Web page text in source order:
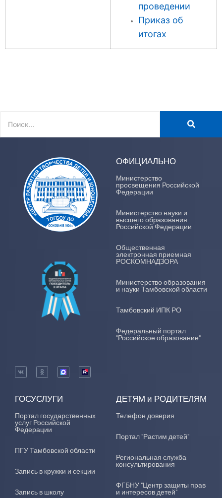
проведении
Приказ об
итогах
ОФИЦИАЛЬНО
Министерство
просвещения Российской
Федерации
Министерство науки и
высшего образования
Российской Федерации
Общественная
электронная приемная
РОСКОМНАДЗОРА
Министерство образования
и науки Тамбовской области
Тамбовский ИПК РО
Федеральный портал
"Российское образование"
ГОСУСЛУГИ
Портал государственных
услуг Российской
Федерации
ПГУ Тамбовской области
Запись в кружки и секции
Запись в школу
ДЕТЯМ и РОДИТЕЛЯМ
Телефон доверия
Портал "Растим детей"
Региональная служба
консультирования
ФГБНУ "Центр защиты прав
и интересов детей"